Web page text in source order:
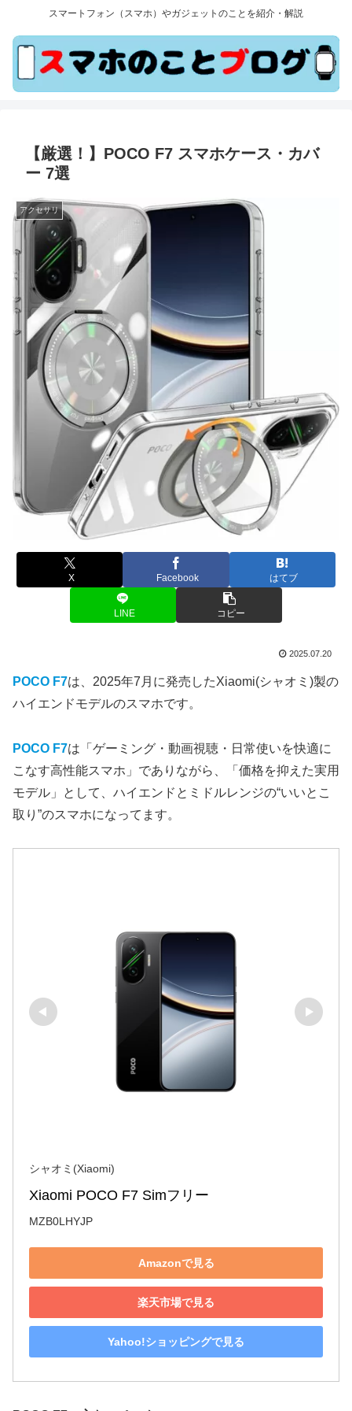
スマートフォン（スマホ）やガジェットのことを紹介・解説
【厳選！】POCO F7 スマホケース・カバ
ー 7選
アクセサリ
X Facebook はてブ
LINE コピー
2025.07.20
POCO F7は、2025年7月に発売したXiaomi(シャオミ)製の
ハイエンドモデルのスマホです。
POCO F7は「ゲーミング・動画視聴・日常使いを快適に
こなす高性能スマホ」でありながら、「価格を抑えた実用
モデル」として、ハイエンドとミドルレンジの“いいとこ
取り”のスマホになってます。
シャオミ(Xiaomi)
Xiaomi POCO F7 Simフリー
MZB0LHYJP
Amazonで見る
楽天市場で見る
Yahoo!ショッピングで見る